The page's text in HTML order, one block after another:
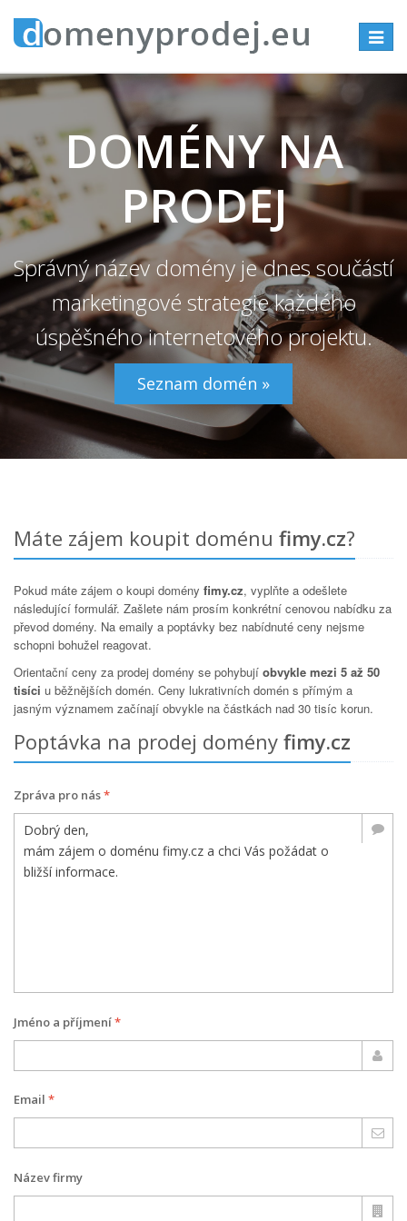
DOMÉNY NA
PRODEJ
Správný název domény je dnes součástí
marketingové strategie každého
úspěšného internetového projektu.
Seznam domén »
Máte zájem koupit doménu fimy.cz?
Pokud máte zájem o koupi domény fimy.cz, vyplňte a odešlete
následující formulář. Zašlete nám prosím konkrétní cenovou nabídku za
převod domény. Na emaily a poptávky bez nabídnuté ceny nejsme
schopni bohužel reagovat.
Orientační ceny za prodej domény se pohybují obvykle mezi 5 až 50
tisíci u běžnějších domén. Ceny lukrativních domén s přímým a
jasným významem začínají obvykle na částkách nad 30 tisíc korun.
Poptávka na prodej domény fimy.cz
Zpráva pro nás*
Jméno a příjmení*
Email *
Název firmy